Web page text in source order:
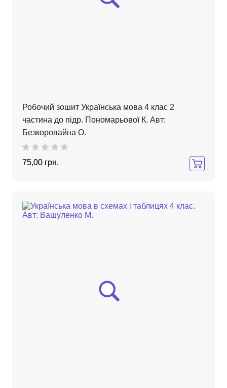
Робочий зошит Українська мова 4 клас 2
частина до підр. Пономарьової К. Авт:
Безкоровайна О.
75,00 грн.